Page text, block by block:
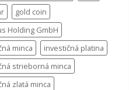
gold coin
Holding GmbH
minca
investičná platina
strieborná minca
zlatá minca